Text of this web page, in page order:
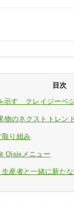
目次
示す クレイジーベ
物のネクストトレン
取り組み
Oisixメニュー
産者と一緒に新た